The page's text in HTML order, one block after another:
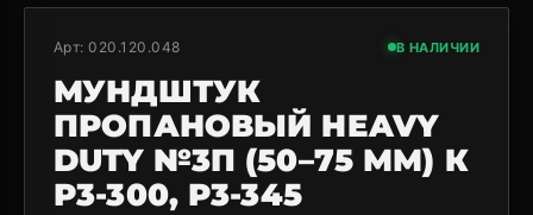
Арт:020.120.048 В НАЛИЧИИ
МУНДШТУК
ПРОПАНОВЫЙ HEAVY
DUTY №3П (50–75 ММ) К
Р3-300, Р3-345